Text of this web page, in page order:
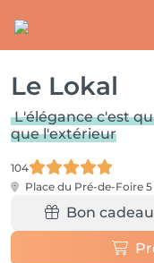
Le Lokal
L'élégance c'est
que l'extérieur
104
Place du Pré-de-Foire 5
Bon cadeau